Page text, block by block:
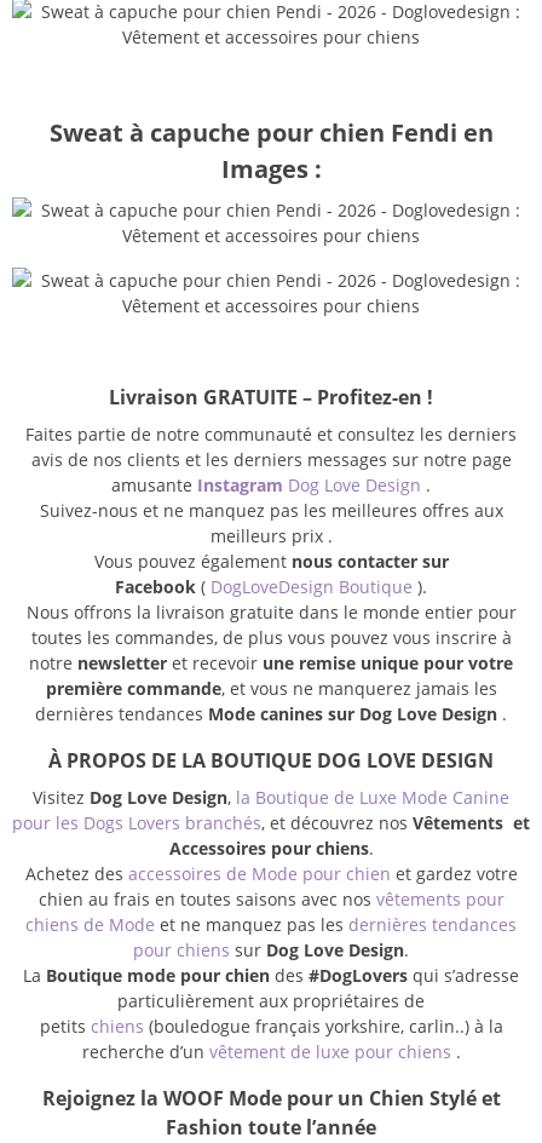
Sweat à capuche pour chien Fendi en
Images :
Livraison GRATUITE – Profitez-en !
Faites partie de notre communauté et consultez les derniers
avis de nos clients et les derniers messages sur notre page
amusante Instagram Dog Love Design .
Suivez-nous et ne manquez pas les meilleures offres aux
meilleurs prix .
Vous pouvez également nous contacter sur
Facebook ( DogLoveDesign Boutique ).
Nous offrons la livraison gratuite dans le monde entier pour
toutes les commandes, de plus vous pouvez vous inscrire à
notre newsletter et recevoir une remise unique pour votre
première commande, et vous ne manquerez jamais les
dernières tendances Mode canines sur Dog Love Design .
À PROPOS DE LA BOUTIQUE DOG LOVE DESIGN
Visitez Dog Love Design, la Boutique de Luxe Mode Canine
pour les Dogs Lovers branchés, et découvrez nos Vêtements et
Accessoires pour chiens.
Achetez des accessoires de Mode pour chien et gardez votre
chien au frais en toutes saisons avec nos vêtements pour
chiens de Mode et ne manquez pas les dernières tendances
pour chiens sur Dog Love Design.
La Boutique mode pour chien des #DogLovers qui s’adresse
particulièrement aux propriétaires de
petits chiens (bouledogue français yorkshire, carlin..) à la
recherche d’un vêtement de luxe pour chiens .
Rejoignez la WOOF Mode pour un Chien Stylé et
Fashion toute l’année